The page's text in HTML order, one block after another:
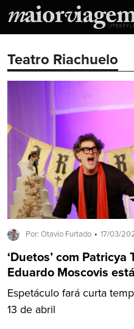
Teatro Riachuelo
Por: Otavio Furtado 17/03/
‘Duetos’ com Patricya
Eduardo Moscovis
Espetáculo fará curta
13 de abril